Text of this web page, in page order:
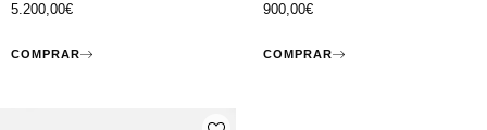
5.200,00€
COMPRAR
900,00€
COMPRAR